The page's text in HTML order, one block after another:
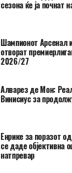
сезона ќе ја почнат
Шампионот Арсенал
отворат
2026/27
Алварез де Мон:
Винисиус за
Енрике за поразот
се даде објективна
натпревар